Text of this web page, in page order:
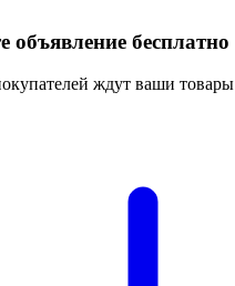
объявление бесплатно
ждут ваши товары